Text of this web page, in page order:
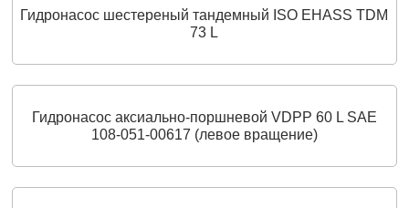
Гидронасос шестереный тандемный ISO EHASS TDM
73 L
Гидронасос аксиально-поршневой VDPP 60 L SAE
108-051-00617 (левое вращение)